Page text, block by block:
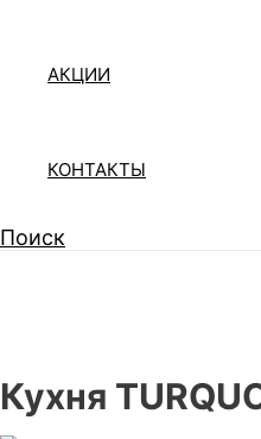
АКЦИИ
КОНТАКТЫ
Поиск
Кухня